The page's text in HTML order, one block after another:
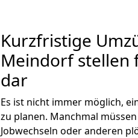
Kurzfristige
Meindorf stellen
dar
Es ist nicht immer möglich,
zu planen. Manchmal
Jobwechseln oder anderen